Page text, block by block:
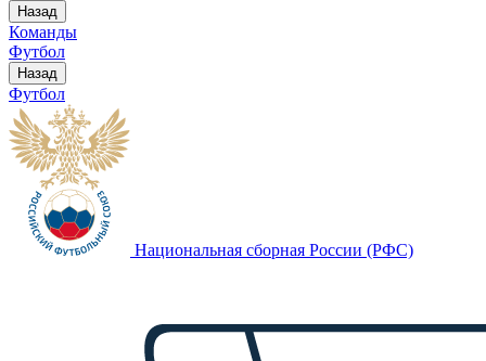
Назад
Команды
Футбол
Назад
Футбол
Национальная сборная России (РФС)